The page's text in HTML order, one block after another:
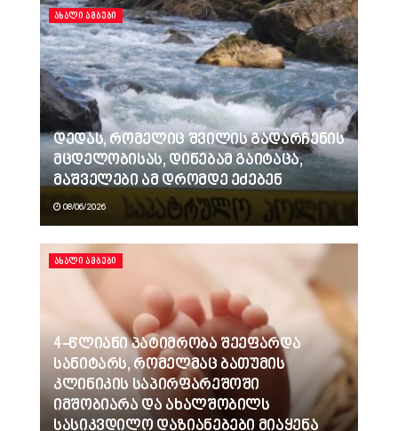
ᲐᲮᲐᲚᲘ ᲐᲛᲑᲔᲑᲘ
დედას, რომელიც შვილის გადარჩენის
მცდელობისას, დინებამ გაიტაცა,
მაშველები ამ დრომდე ეძებენ
08/06/2026
ᲐᲮᲐᲚᲘ ᲐᲛᲑᲔᲑᲘ
4-წლიანი პატიმრობა შეეფარდა
სანიტარს, რომელმაც ბათუმის
კლინიკის საპირფარეშოში
იმშობიარა და ახალშობილს
სასიკვდილო დაზიანებები მიაყენა